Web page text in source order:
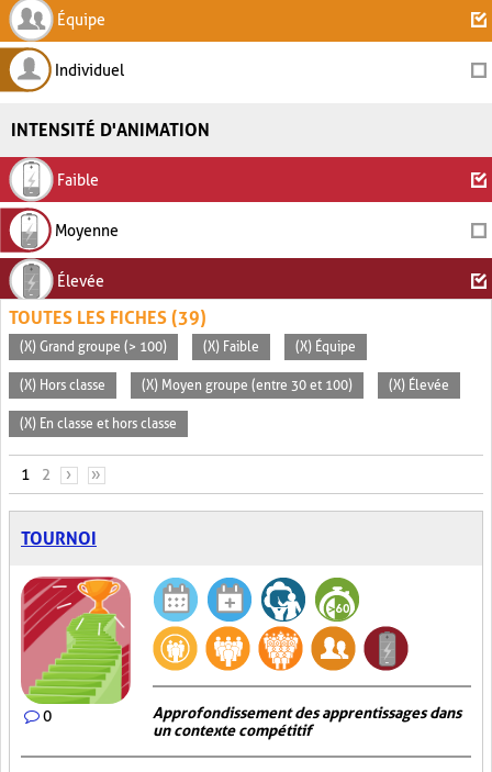
Équipe
Individuel
INTENSITÉ D'ANIMATION
Faible
Moyenne
Élevée
TOUTES LES FICHES (39)
(X) Grand groupe (> 100) (X) Faible (X) Équipe
(X) Hors classe (X) Moyen groupe (entre 30 et 100) (X) Élevée
(X) En classe et hors classe
PAGES
1 2 › »
TOURNOI
0
Approfondissement des apprentissages dans
un contexte compétitif